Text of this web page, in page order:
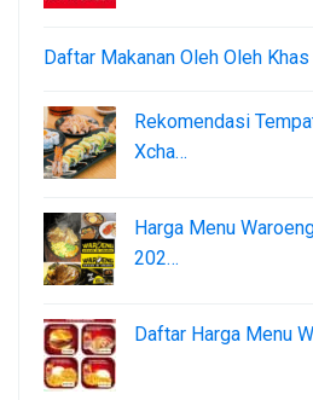
Daftar Makanan Oleh Oleh
Rekomendasi
Xcha…
Harga Menu
202…
Daftar Harga Menu